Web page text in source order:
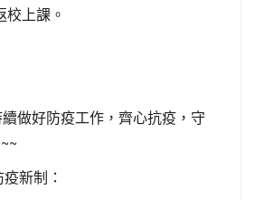
上課。
做好防疫工作，齊心抗疫，守
新制：